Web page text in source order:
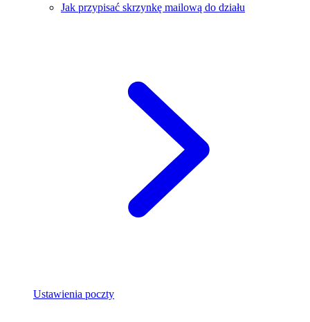
Jak przypisać skrzynkę mailową do działu
Ustawienia poczty